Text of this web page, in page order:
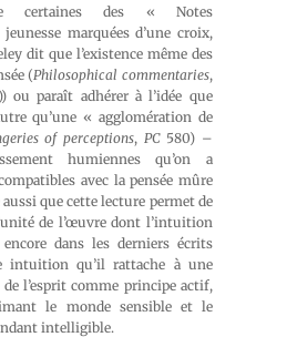
certaines des « Notes
marquées d’une croix,
dit que l’existence même des
(Philosophical commentaries,
ou paraît adhérer à l’idée que
qu’une « agglomération de
of perceptions, PC580) –
humiennes qu’on a
avec la pensée mûre
que cette lecture permet de
de l’œuvre dont l’intuition
dans les derniers écrits
intuition qu’il rattache à une
l’esprit comme principe actif,
le monde sensible et le
intelligible.